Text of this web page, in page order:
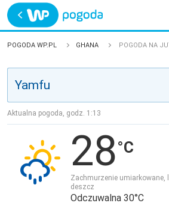
Trwa ładowanie
POLSKA
JAKOŚĆ POWIETRZA
POGODA WP.PL GHANA POGODA NA
Aktualna pogoda, godz. 1:13
28
Zachmurzenie umiarkowane,
deszcz
Odczuwalna 30°C